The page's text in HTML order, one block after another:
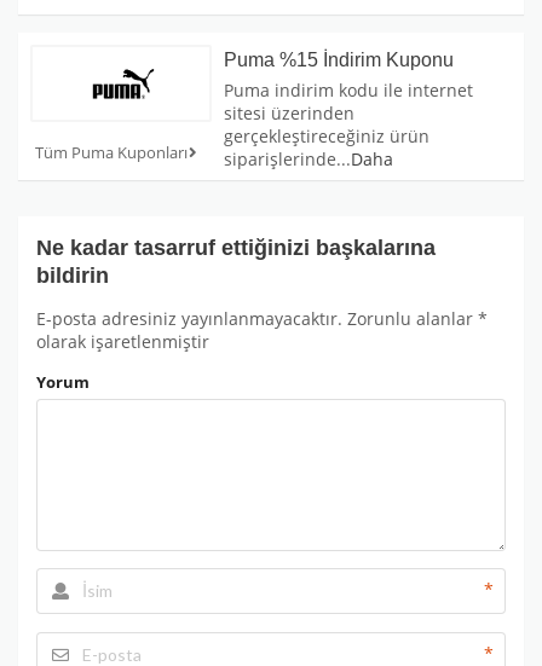
Tüm Puma Kuponları
Puma %15 İndirim Kuponu
Puma indirim kodu ile internet
sitesi üzerinden
gerçekleştireceğiniz ürün
siparişlerinde...Daha
Ne kadar tasarruf ettiğinizi başkalarına
bildirin
E-posta adresiniz yayınlanmayacaktır. Zorunlu alanlar *
olarak işaretlenmiştir
Yorum
*
*